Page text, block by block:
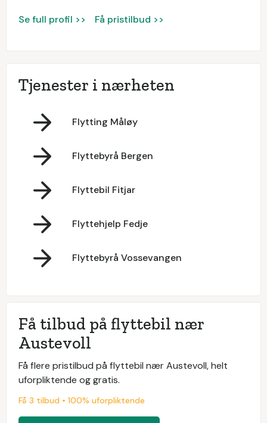
Se full profil >> Få pristilbud >>
Tjenester i nærheten
Flytting Måløy
Flyttebyrå Bergen
Flyttebil Fitjar
Flyttehjelp Fedje
Flyttebyrå Vossevangen
Få tilbud på flyttebil nær
Austevoll
Få flere pristilbud på flyttebil nær Austevoll, helt
uforpliktende og gratis.
Få 3 tilbud • 100% uforpliktende